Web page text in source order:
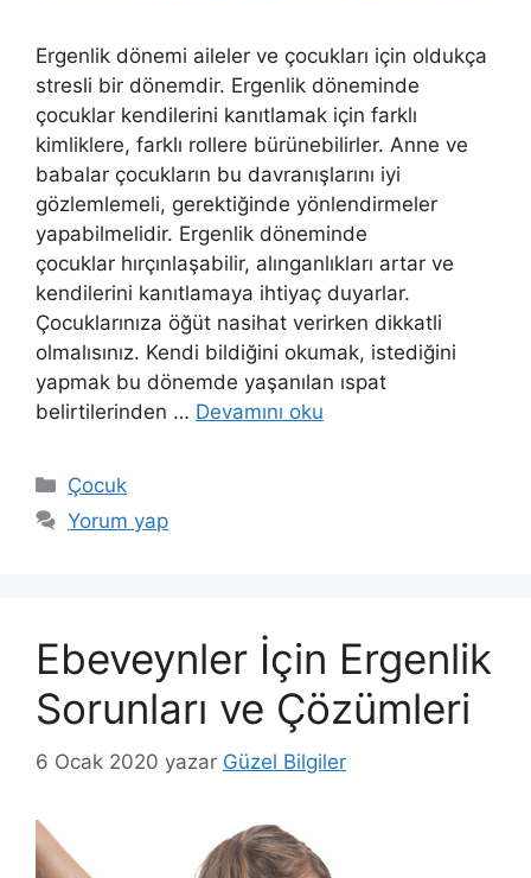
Ergenlik dönemi aileler ve çocukları için oldukça
stresli bir dönemdir. Ergenlik döneminde
çocuklar kendilerini kanıtlamak için farklı
kimliklere, farklı rollere bürünebilirler. Anne ve
babalar çocukların bu davranışlarını iyi
gözlemlemeli, gerektiğinde yönlendirmeler
yapabilmelidir. Ergenlik döneminde
çocuklar hırçınlaşabilir, alınganlıkları artar ve
kendilerini kanıtlamaya ihtiyaç duyarlar.
Çocuklarınıza öğüt nasihat verirken dikkatli
olmalısınız. Kendi bildiğini okumak, istediğini
yapmak bu dönemde yaşanılan ıspat
belirtilerinden … Devamını oku
Kategoriler
Çocuk
Yorum yap
Ebeveynler İçin Ergenlik
Sorunları ve Çözümleri
6 Ocak 2020 yazar Güzel Bilgiler